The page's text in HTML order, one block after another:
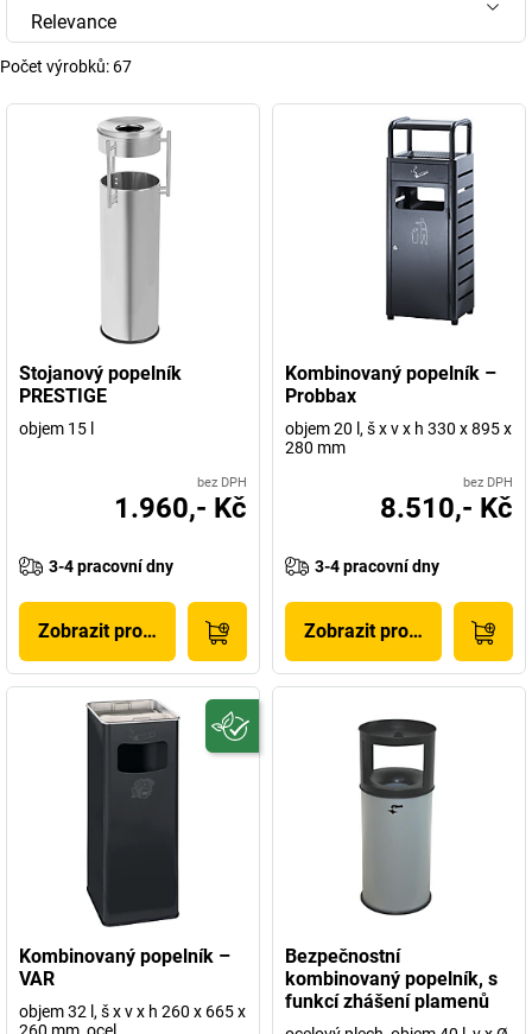
Relevance
Počet výrobků: 67
Stojanový popelník
PRESTIGE
objem 15 l
bez DPH
1.960,- Kč
3-4 pracovní dny
Zobrazit produkt
Kombinovaný popelník –
Probbax
objem 20 l, š x v x h 330 x 895 x
280 mm
bez DPH
8.510,- Kč
3-4 pracovní dny
Zobrazit produkt
Kombinovaný popelník –
VAR
objem 32 l, š x v x h 260 x 665 x
Bezpečnostní
kombinovaný popelník, s
funkcí zhášení plamenů